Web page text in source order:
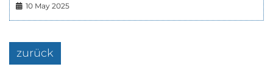
10 May 2025
zurück